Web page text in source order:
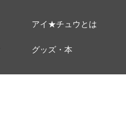
アイ★チュウとは
グッズ・本